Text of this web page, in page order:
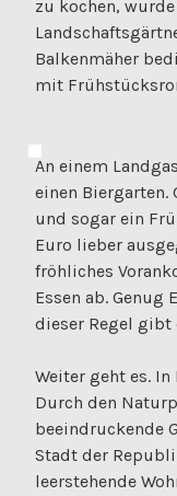
zu kochen,
Balkenmäher
mit
An einem
einen Biergarten.
und sogar ein
Euro lieber
fröhliches
Essen ab. Genug
dieser Regel
Weiter geht es.
Durch den
beeindruckende
Stadt der
leerstehende